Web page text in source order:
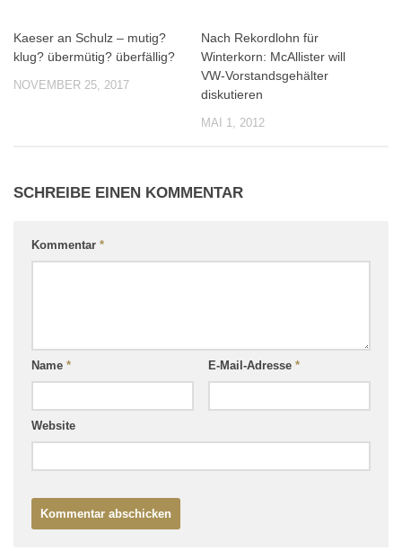
Kaeser an Schulz – mutig?
klug? übermütig? überfällig?
NOVEMBER 25, 2017
Nach Rekordlohn für
Winterkorn: McAllister will
VW-Vorstandsgehälter
diskutieren
MAI 1, 2012
SCHREIBE EINEN KOMMENTAR
Kommentar *
Name * E-Mail-Adresse *
Website